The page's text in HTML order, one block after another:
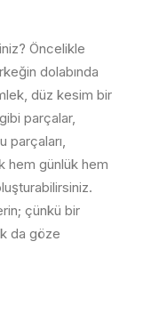
Öncelikle
dolabında
düz kesim bir
parçalar,
parçaları,
hem günlük hem
çünkü bir
da göze